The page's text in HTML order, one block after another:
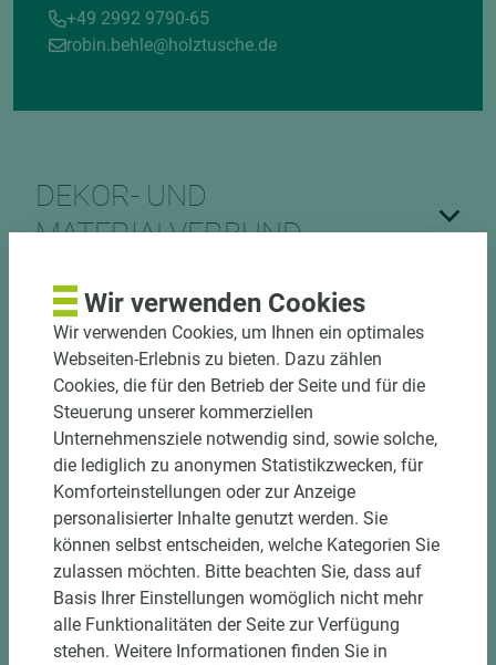
+49 2992 9790-65
robin.behle@holztusche.de
DEKOR- UND
MATERIALVERBUND
DOWNLOADS
Wir verwenden Cookies
Wir verwenden Cookies, um Ihnen ein optimales
Webseiten-Erlebnis zu bieten. Dazu zählen
Cookies, die für den Betrieb der Seite und für die
Steuerung unserer kommerziellen
Unternehmensziele notwendig sind, sowie solche,
die lediglich zu anonymen Statistikzwecken, für
Komforteinstellungen oder zur Anzeige
personalisierter Inhalte genutzt werden. Sie
können selbst entscheiden, welche Kategorien Sie
zulassen möchten. Bitte beachten Sie, dass auf
Basis Ihrer Einstellungen womöglich nicht mehr
alle Funktionalitäten der Seite zur Verfügung
stehen. Weitere Informationen finden Sie in